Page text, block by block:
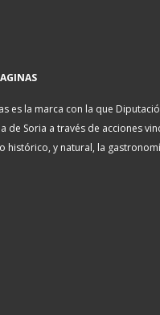
es la marca con la que
de Soria a través de acciones
histórico, y natural, la